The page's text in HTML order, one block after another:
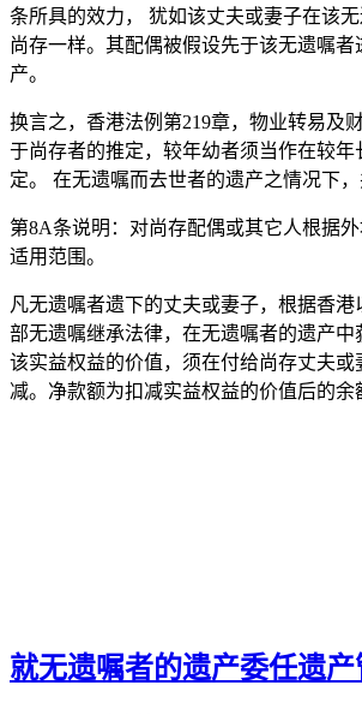
条所具的效力， 犹如该丈夫或妻子在该
尚存一样。其配偶被假设先于该无遗嘱者
产。
换言之，香港法例第219章，物业转易及
于尚存者的推定，较年幼者须当作在较年
定。 在无遗嘱而去世者的遗产之情况下，
第8A条说明：对尚存配偶或其它人根据
适用范围。
凡无遗嘱者遗下的丈夫或妻子，根据香港
部无遗嘱继承法律，在无遗嘱者的遗产中
该实益权益的价值，须在付给尚存丈夫或
减。净款额为扣减实益权益的价值后的余
就无遗嘱者的遗产委任遗产